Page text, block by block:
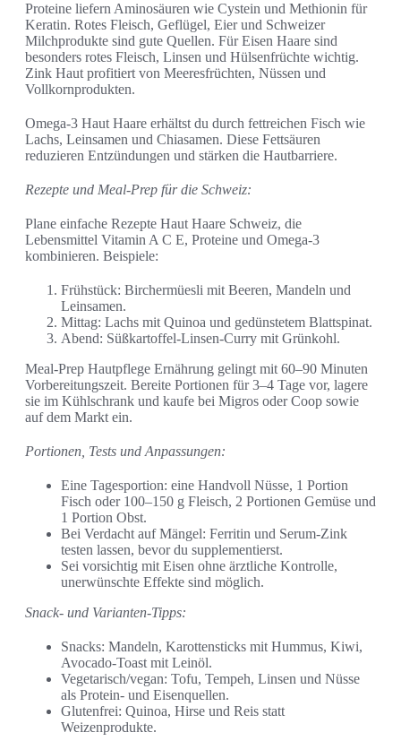
Proteine liefern Aminosäuren wie Cystein und Methionin für
Keratin. Rotes Fleisch, Geflügel, Eier und Schweizer
Milchprodukte sind gute Quellen. Für Eisen Haare sind
besonders rotes Fleisch, Linsen und Hülsenfrüchte wichtig.
Zink Haut profitiert von Meeresfrüchten, Nüssen und
Vollkornprodukten.
Omega-3 Haut Haare erhältst du durch fettreichen Fisch wie
Lachs, Leinsamen und Chiasamen. Diese Fettsäuren
reduzieren Entzündungen und stärken die Hautbarriere.
Rezepte und Meal-Prep für die Schweiz:
Plane einfache Rezepte Haut Haare Schweiz, die
Lebensmittel Vitamin A C E, Proteine und Omega-3
kombinieren. Beispiele:
Frühstück: Birchermüesli mit Beeren, Mandeln und
Leinsamen.
Mittag: Lachs mit Quinoa und gedünstetem Blattspinat.
Abend: Süßkartoffel-Linsen-Curry mit Grünkohl.
Meal-Prep Hautpflege Ernährung gelingt mit 60–90 Minuten
Vorbereitungszeit. Bereite Portionen für 3–4 Tage vor, lagere
sie im Kühlschrank und kaufe bei Migros oder Coop sowie
auf dem Markt ein.
Portionen, Tests und Anpassungen:
Eine Tagesportion: eine Handvoll Nüsse, 1 Portion
Fisch oder 100–150 g Fleisch, 2 Portionen Gemüse und
1 Portion Obst.
Bei Verdacht auf Mängel: Ferritin und Serum-Zink
testen lassen, bevor du supplementierst.
Sei vorsichtig mit Eisen ohne ärztliche Kontrolle,
unerwünschte Effekte sind möglich.
Snack- und Varianten-Tipps:
Snacks: Mandeln, Karottensticks mit Hummus, Kiwi,
Avocado-Toast mit Leinöl.
Vegetarisch/vegan: Tofu, Tempeh, Linsen und Nüsse
als Protein- und Eisenquellen.
Glutenfrei: Quinoa, Hirse und Reis statt
Weizenprodukte.